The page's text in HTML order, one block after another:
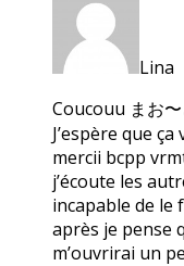
Lina
Coucouu まお
J’espère que ça
mercii bcpp
j’écoute les
incapable de le
après je pense
m’ouvrirai un